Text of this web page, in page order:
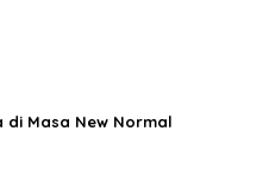
di Masa New Normal